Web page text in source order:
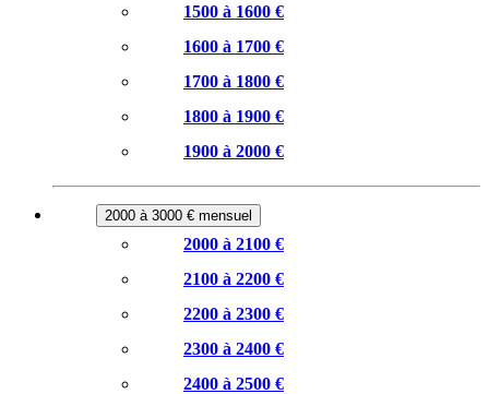
1500 à 1600 €
1600 à 1700 €
1700 à 1800 €
1800 à 1900 €
1900 à 2000 €
2000 à 3000 € mensuel
2000 à 2100 €
2100 à 2200 €
2200 à 2300 €
2300 à 2400 €
2400 à 2500 €